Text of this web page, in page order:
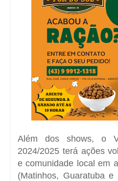
Além dos shows, o
2024/2025 terá ações
e comunidade local em
(Matinhos, Guaratuba